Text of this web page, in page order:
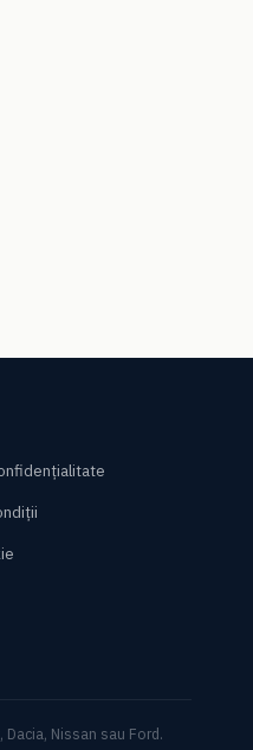
Nissan sau Ford.